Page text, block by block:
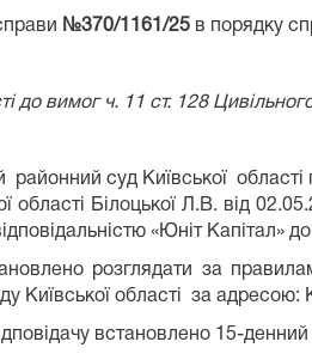
№370/1161/25 в порядку
до вимог ч. 11 ст. 128
районний суд Київської
області Білоцької Л.В. від
«Юніт Капітал»
розглядати за
Київської області за
встановлено 15-